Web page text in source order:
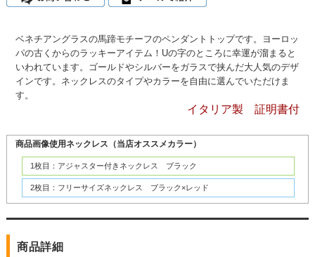
ベネチアングラスの馬蹄モチーフのペンダントトップです。ヨーロッ
パの古くからのラッキーアイテム！Uの字のところに幸運が溜まると
いわれています。ゴールドやシルバーをガラスで挟んだ大人気のデザ
インです。ネックレスのタイプやカラーを自由に選んでいただけま
す。
イタリア製 証明書付
商品画像使用ネックレス（当店オススメカラー）
1枚目：アジャスター付きネックレス ブラック
2枚目：フリーサイズネックレス ブラック×レッド
商品詳細